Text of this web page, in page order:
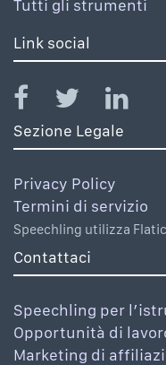
Tutti gli strumenti
Link social
Sezione Legale
Privacy Policy
Termini di servizio
Speechling utilizza
Contattaci
Speechling per
Opportunità di
Marketing di